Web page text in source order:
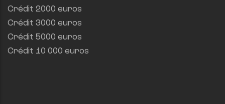
Crédit 2000 euros
Crédit 3000 euros
Crédit 5000 euros
Crédit 10 000 euros